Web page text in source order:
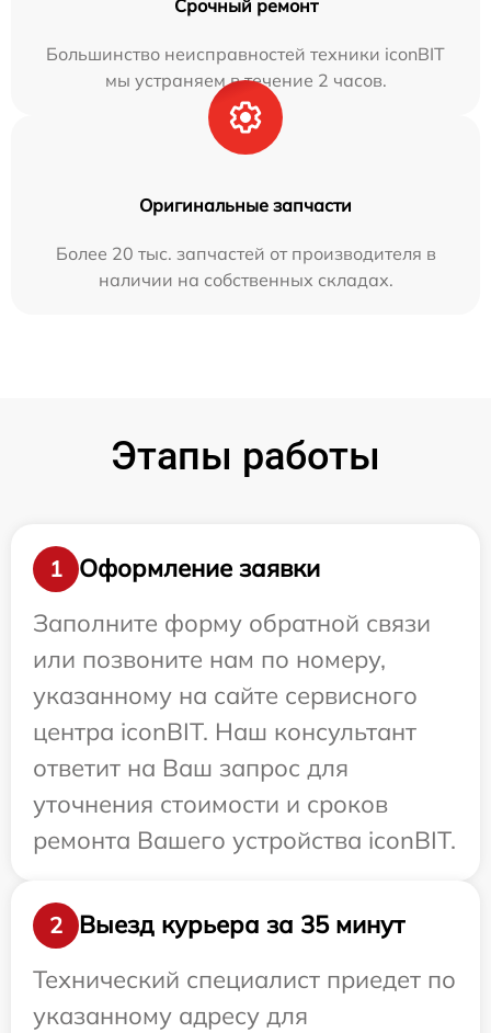
Срочный ремонт
Большинство неисправностей техники iconBIT
мы устраняем в течение 2 часов.
Оригинальные запчасти
Более 20 тыс. запчастей от производителя в
наличии на собственных складах.
Этапы работы
1
Оформление заявки
Заполните форму обратной связи
или позвоните нам по номеру,
указанному на сайте сервисного
центра iconBIT. Наш консультант
ответит на Ваш запрос для
уточнения стоимости и сроков
ремонта Вашего устройства iconBIT.
2
Выезд курьера за 35 минут
Технический специалист приедет по
указанному адресу для